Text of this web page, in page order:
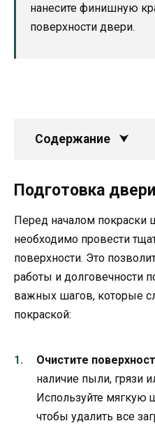
нанесите финишную
поверхности двери.
Содержание
Подготовка
Перед началом покраски
необходимо провести
поверхности. Это
работы и долговечности
важных шагов, которые
покраской:
Очистите
наличие пыли, грязи
Используйте мягкую
чтобы удалить все